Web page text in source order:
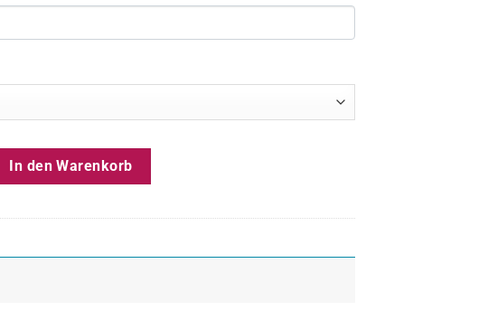
Dirndl - personalisiertes Geschenk für Frauen Menge
In den Warenkorb